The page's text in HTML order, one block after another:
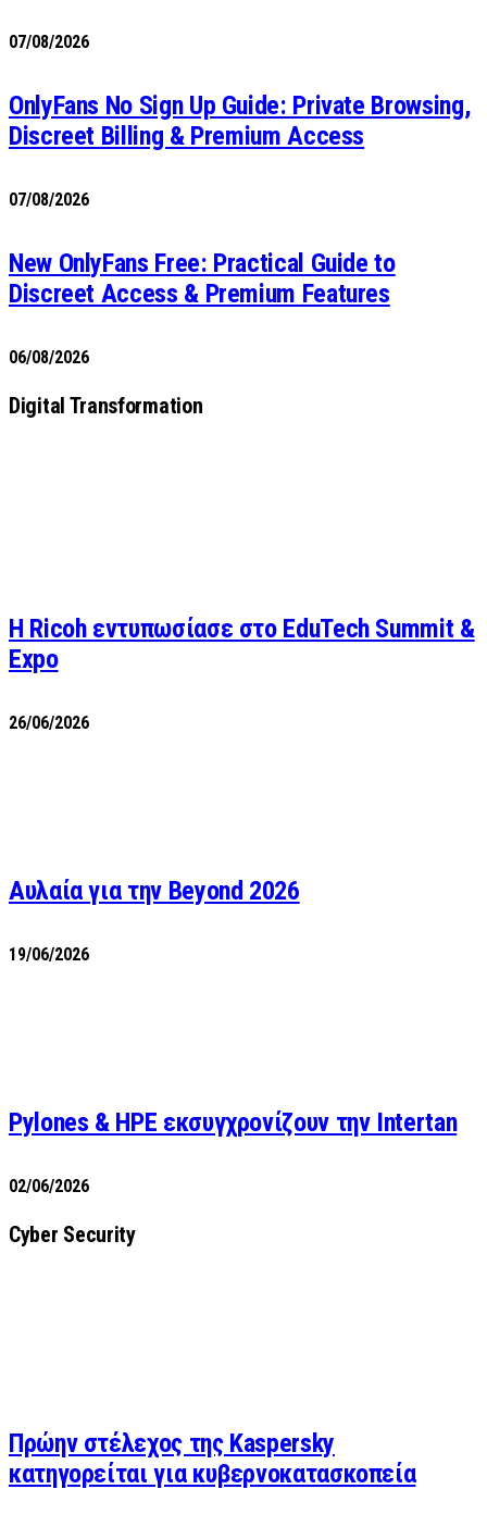
07/08/2026
OnlyFans No Sign Up Guide: Private Browsing,
Discreet Billing & Premium Access
07/08/2026
New OnlyFans Free: Practical Guide to
Discreet Access & Premium Features
06/08/2026
Digital Transformation
Η Ricoh εντυπωσίασε στο EduTech Summit &
Expo
26/06/2026
Αυλαία για την Beyond 2026
19/06/2026
Pylones & HPE εκσυγχρονίζουν την Intertan
02/06/2026
Cyber Security
Πρώην στέλεχος της Kaspersky
κατηγορείται για κυβερνοκατασκοπεία